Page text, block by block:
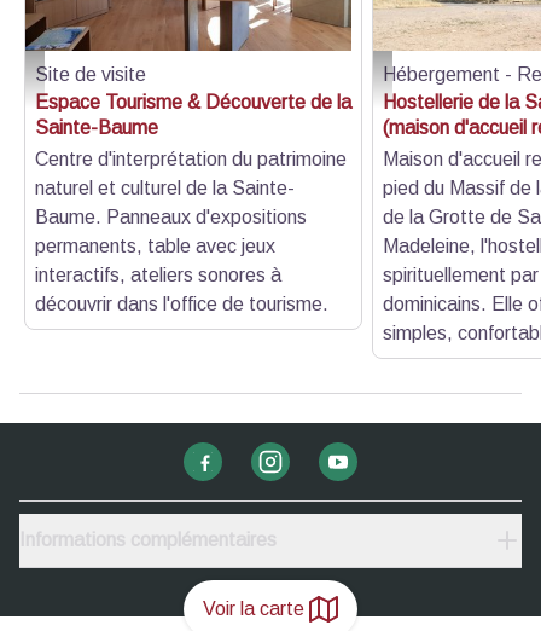
Voir la carte
Centre interprétation - Plan d'Aups - Centre interprétation - Plan d'Aups
Site de visite
Espace Tourisme & Découverte de la
Sainte-Baume
Centre d'interprétation du patrimoine
naturel et culturel de la Sainte-
Baume. Panneaux d'expositions
permanents, table avec jeux
interactifs, ateliers sonores à
découvrir dans l'office de tourisme.
Hostellerie de la
Hébergement -
Hostellerie de la
(maison d'accueil
Maison d'accueil
pied du Massif de
de la Grotte de
Madeleine,
spirituellement
dominicains. Elle
simples,
Informations complémentaires